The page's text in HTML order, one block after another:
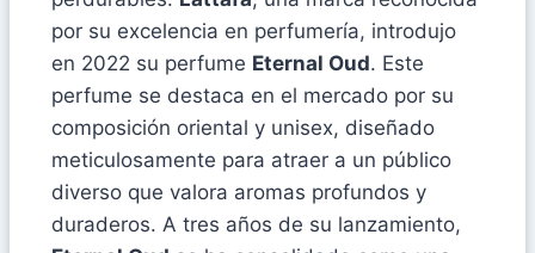
por su excelencia en perfumería, introdujo
en 2022 su perfume Eternal Oud. Este
perfume se destaca en el mercado por su
composición oriental y unisex, diseñado
meticulosamente para atraer a un público
diverso que valora aromas profundos y
duraderos. A tres años de su lanzamiento,